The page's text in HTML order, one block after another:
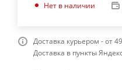
Нет в наличии
Доставка курьером - от
Доставка в пункты